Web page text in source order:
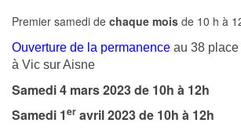
Premier samedi de chaque mois de 10 h à
Ouverture de la permanence au 38
à Vic sur Aisne
Samedi 4 mars 2023 de 10h à 12h
Samedi 1er avril 2023 de 10h à 12h